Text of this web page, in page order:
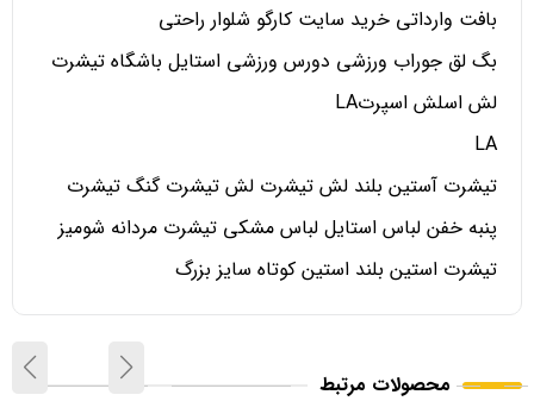
بافت وارداتی خرید سایت کارگو شلوار راحتی
بگ لق جوراب ورزشی دورس ورزشی استایل باشگاه تیشرت
لش اسلش اسپرتLA
LA
تیشرت آستین بلند لش تیشرت لش تیشرت گنگ تیشرت
پنبه خفن لباس استایل لباس مشکی تیشرت مردانه شومیز
تیشرت استین بلند استین کوتاه سایز بزرگ
محصولات مرتبط